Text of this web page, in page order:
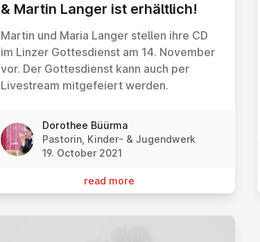
& Martin Langer ist er­hält­lich!
Martin und Maria Langer stellen ihre CD
im Linzer Gottesdienst am 14. November
vor. Der Gottesdienst kann auch per
Livestream mitgefeiert werden.
Dorothee Büürma
Pastorin, Kinder- & Jugendwerk
19. October 2021
read more